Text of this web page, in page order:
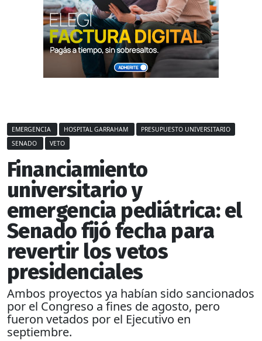
EMERGENCIA HOSPITAL GARRAHAM
PRESUPUESTO UNIVERSITARIO
SENADO
VETO
Financiamiento
universitario y
emergencia pediátrica: el
Senado fijó fecha para
revertir los vetos
presidenciales
Ambos proyectos ya habían sido sancionados
por el Congreso a fines de agosto, pero
fueron vetados por el Ejecutivo en
septiembre.